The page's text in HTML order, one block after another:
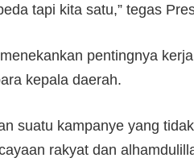
tapi kita satu,” tegas
pentingnya
kepala daerah.
suatu kampanye yang
rakyat dan